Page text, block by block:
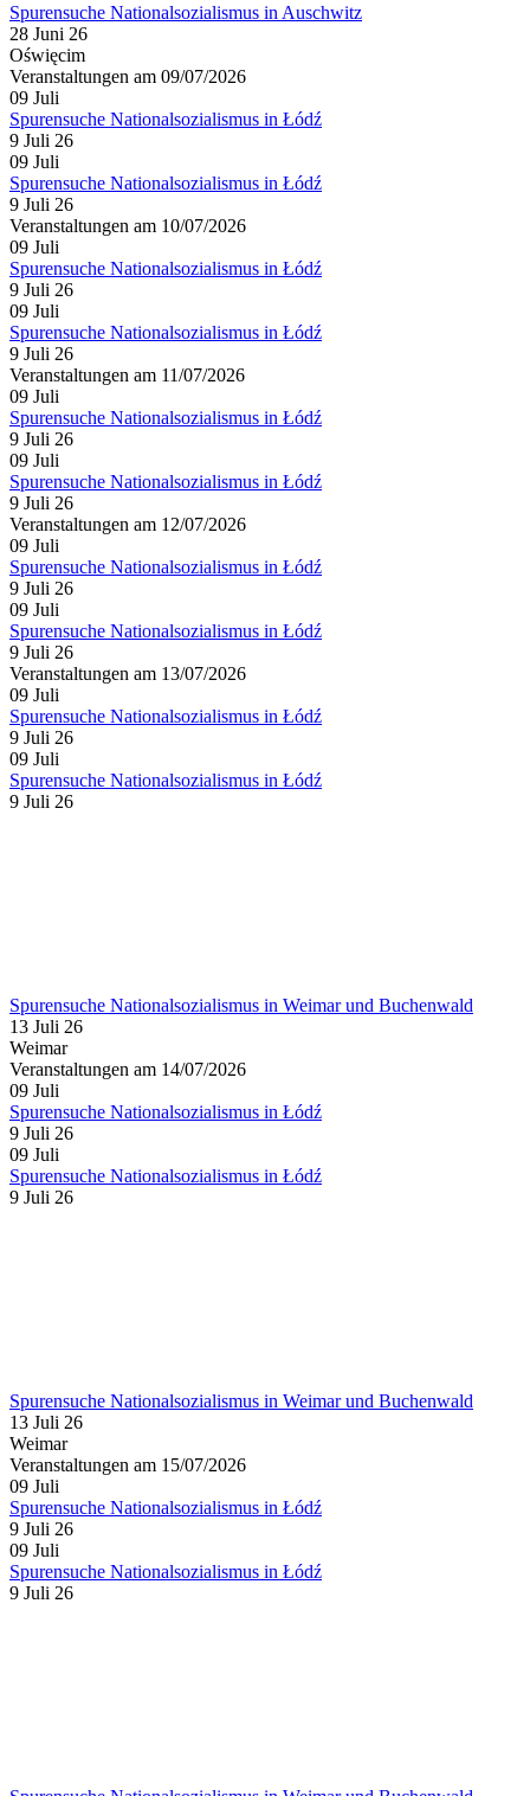
Spurensuche Nationalsozialismus in Auschwitz
28 Juni 26
Oświęcim
Veranstaltungen am 09/07/2026
09 Juli
Spurensuche Nationalsozialismus in Łódź
9 Juli 26
09 Juli
Spurensuche Nationalsozialismus in Łódź
9 Juli 26
Veranstaltungen am 10/07/2026
09 Juli
Spurensuche Nationalsozialismus in Łódź
9 Juli 26
09 Juli
Spurensuche Nationalsozialismus in Łódź
9 Juli 26
Veranstaltungen am 11/07/2026
09 Juli
Spurensuche Nationalsozialismus in Łódź
9 Juli 26
09 Juli
Spurensuche Nationalsozialismus in Łódź
9 Juli 26
Veranstaltungen am 12/07/2026
09 Juli
Spurensuche Nationalsozialismus in Łódź
9 Juli 26
09 Juli
Spurensuche Nationalsozialismus in Łódź
9 Juli 26
Veranstaltungen am 13/07/2026
09 Juli
Spurensuche Nationalsozialismus in Łódź
9 Juli 26
09 Juli
Spurensuche Nationalsozialismus in Łódź
9 Juli 26
Spurensuche Nationalsozialismus in Weimar und Buchenwald
13 Juli 26
Weimar
Veranstaltungen am 14/07/2026
09 Juli
Spurensuche Nationalsozialismus in Łódź
9 Juli 26
09 Juli
Spurensuche Nationalsozialismus in Łódź
9 Juli 26
Spurensuche Nationalsozialismus in Weimar und Buchenwald
13 Juli 26
Weimar
Veranstaltungen am 15/07/2026
09 Juli
Spurensuche Nationalsozialismus in Łódź
9 Juli 26
09 Juli
Spurensuche Nationalsozialismus in Łódź
9 Juli 26